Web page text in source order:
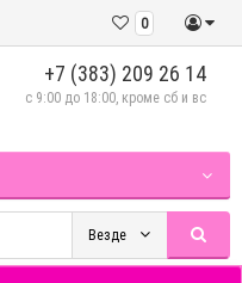
0
+7 (383) 209 26 14
c 9:00 до 18:00, кроме сб и вс
Везде